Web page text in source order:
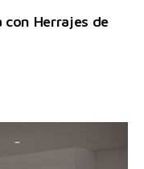
con Herrajes de